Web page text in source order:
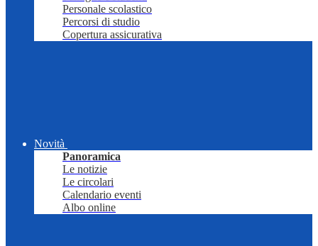
Personale scolastico
Percorsi di studio
Copertura assicurativa
Novità
Panoramica
Le notizie
Le circolari
Calendario eventi
Albo online